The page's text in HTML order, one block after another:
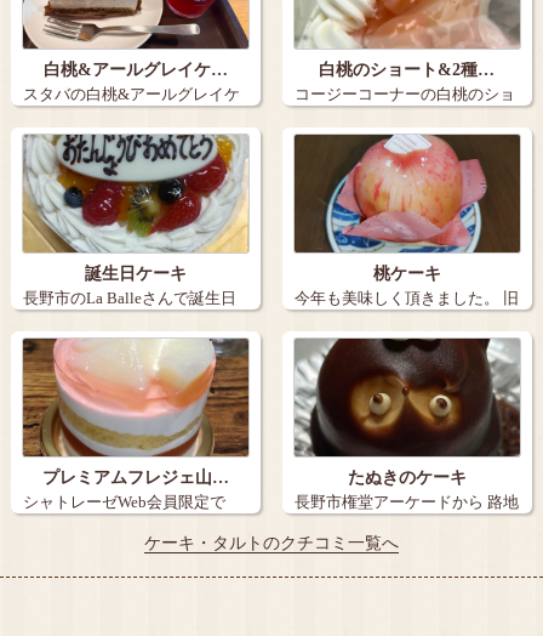
白桃&アールグレイケ…
スタバの白桃&アールグレイケ
ーキとアイス…
白桃のショート&2種…
コージーコーナーの白桃のショ
ートと2種の…
誕生日ケーキ
長野市のLa Balleさんで誕生日
ケー…
桃ケーキ
今年も美味しく頂きました。 旧
丸子の【…
プレミアムフレジェ山…
シャトレーゼWeb会員限定で
たぬきのケーキ
長野市権堂アーケードから 路地
を15メ…
ケーキ・タルトのクチコミ一覧へ